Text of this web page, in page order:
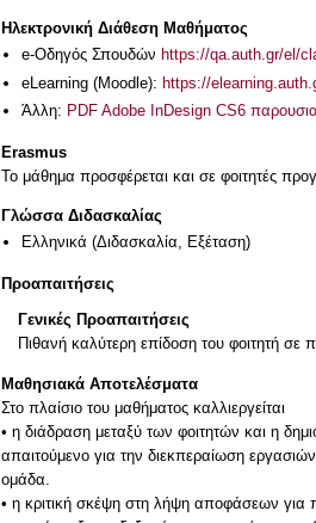
Ηλεκτρονική Διάθεση Μαθήματος
e-Οδηγός Σπουδών https://qa.auth.gr/el/
eLearning (Moodle): https://
Άλλη: PDF Adobe InDesign CS6
Erasmus
Το μάθημα προσφέρεται και σε φοιτητές
Γλώσσα Διδασκαλίας
Ελληνικά (Διδασκαλία, Εξέταση)
Προαπαιτήσεις
Γενικές Προαπαιτήσεις
Πιθανή καλύτερη επίδοση του φοιτητή
Μαθησιακά Αποτελέσματα
Στο πλαίσιο του μαθήματος καλλιεργείται
• η διάδραση μεταξύ των φοιτητών και η
απαιτούμενο για την διεκπεραίωση
ομάδα.
• η κριτική σκέψη στη λήψη αποφάσεων για